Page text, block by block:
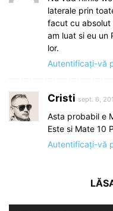
laterale prin
facut cu absolut
am luat si eu un
lor.
Autentificați-vă
Cristi sept. 6,
Asta probabil e
Este si Mate 10
Autentificați-vă